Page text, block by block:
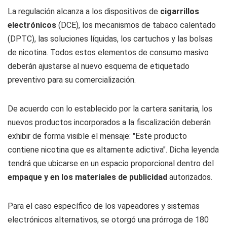
La regulación alcanza a los dispositivos de cigarrillos
electrónicos (DCE), los mecanismos de tabaco calentado
(DPTC), las soluciones líquidas, los cartuchos y las bolsas
de nicotina. Todos estos elementos de consumo masivo
deberán ajustarse al nuevo esquema de etiquetado
preventivo para su comercialización.
De acuerdo con lo establecido por la cartera sanitaria, los
nuevos productos incorporados a la fiscalización deberán
exhibir de forma visible el mensaje: "Este producto
contiene nicotina que es altamente adictiva". Dicha leyenda
tendrá que ubicarse en un espacio proporcional dentro del
empaque y en los materiales de publicidad autorizados.
Para el caso específico de los vapeadores y sistemas
electrónicos alternativos, se otorgó una prórroga de 180